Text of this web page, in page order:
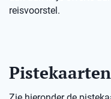
reisvoorstel.
Pistekaarten